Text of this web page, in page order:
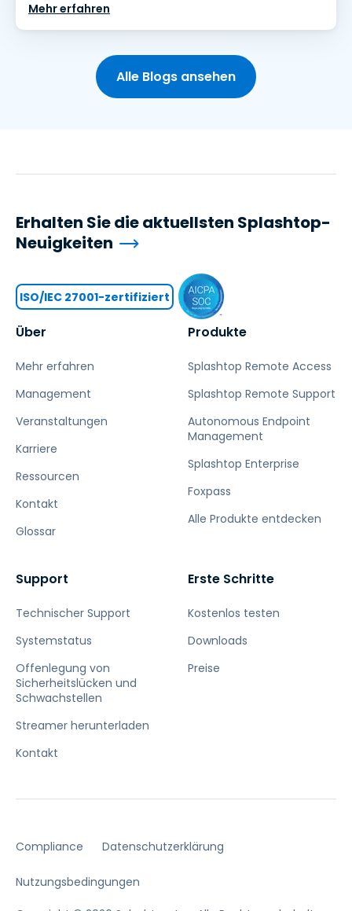
Mehr erfahren
Alle Blogs ansehen
Über
Mehr erfahren
Management
Veranstaltungen
Karriere
Ressourcen
Kontakt
Glossar
Produkte
Splashtop Remote Access
Splashtop Remote Support
Autonomous Endpoint
Management
Splashtop Enterprise
Foxpass
Alle Produkte entdecken
Support
Technischer Support
Systemstatus
Offenlegung von
Sicherheitslücken und
Schwachstellen
Streamer herunterladen
Kontakt
Erste Schritte
Kostenlos testen
Downloads
Preise
Erhalten Sie die aktuellsten Splashtop-
Neuigkeiten
ISO/IEC 27001-zertifiziert
Compliance Datenschutzerklärung
Nutzungsbedingungen